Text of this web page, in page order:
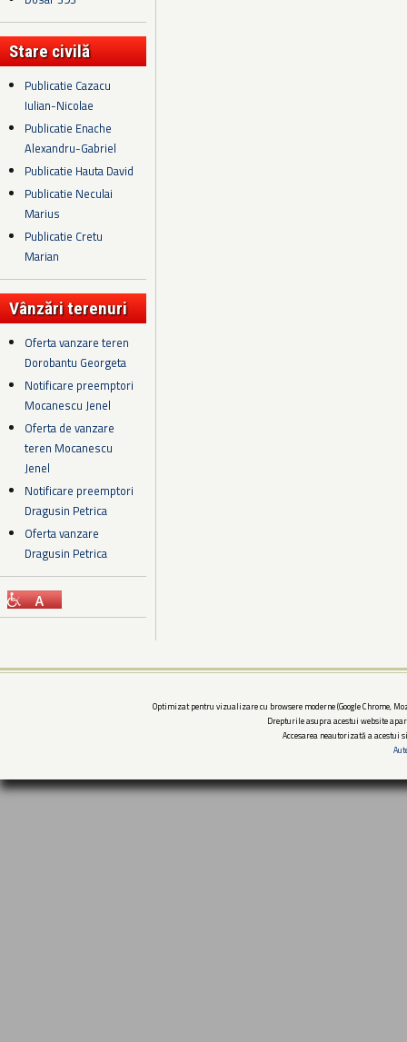
Stare civilă
Publicatie Cazacu
Iulian-Nicolae
Publicatie Enache
Alexandru-Gabriel
Publicatie Hauta David
Publicatie Neculai
Marius
Publicatie Cretu
Marian
Vânzări terenuri
Oferta vanzare teren
Dorobantu Georgeta
Notificare preemptori
Mocanescu Jenel
Oferta de vanzare
teren Mocanescu
Jenel
Notificare preemptori
Dragusin Petrica
Oferta vanzare
Dragusin Petrica
Optimizat pentru vizualizare cu browsere moderne (Google Chrome,
Drepturile asupra acestui website
Accesarea neautorizată a acestui